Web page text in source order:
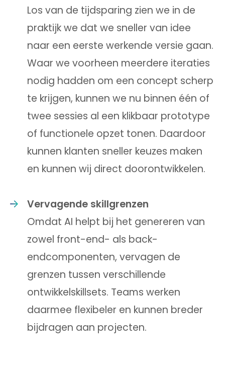
Los van de tijdsparing zien we in de
praktijk we dat we sneller van idee
naar een eerste werkende versie gaan.
Waar we voorheen meerdere iteraties
nodig hadden om een concept scherp
te krijgen, kunnen we nu binnen één of
twee sessies al een klikbaar prototype
of functionele opzet tonen. Daardoor
kunnen klanten sneller keuzes maken
en kunnen wij direct doorontwikkelen.
Vervagende skillgrenzen
Omdat AI helpt bij het genereren van
zowel front-end- als back-
endcomponenten, vervagen de
grenzen tussen verschillende
ontwikkelskillsets. Teams werken
daarmee flexibeler en kunnen breder
bijdragen aan projecten.